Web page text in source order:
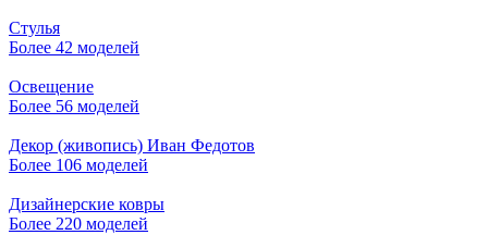
Стулья
Более 42 моделей
Освещение
Более 56 моделей
Декор (живопись) Иван Федотов
Более 106 моделей
Дизайнерские ковры
Более 220 моделей